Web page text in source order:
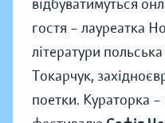
відбуватимуться
гостя – лауреатка
літератури
Токарчук,
поетки. Кураторка